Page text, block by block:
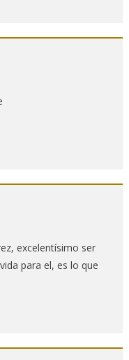
excelentísimo ser
para el, es lo que